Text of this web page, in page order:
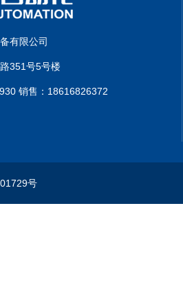
有限公司
351号5号楼
销售：18616826372
号